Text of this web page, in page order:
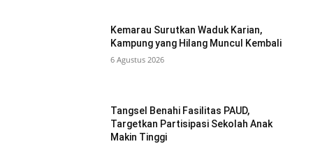
Kemarau Surutkan Waduk Karian,
Kampung yang Hilang Muncul Kembali
6 Agustus 2026
Tangsel Benahi Fasilitas PAUD,
Targetkan Partisipasi Sekolah Anak
Makin Tinggi